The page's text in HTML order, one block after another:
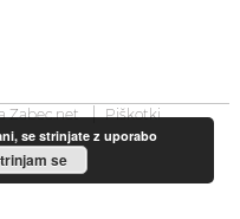
Zabec.net
Piškotki
se strinjate z uporabo
se